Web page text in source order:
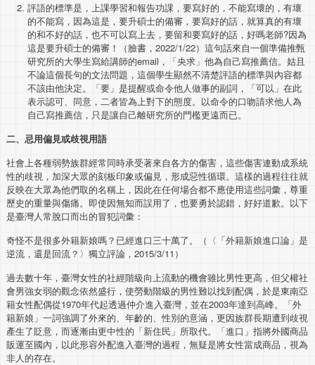
評語的標準是，上課學習和報告功課，要寫好的，不能寫壞的，有壞
的不能寫，因為這是，要升碩士的備審，要寫好的話，就算真的有壞
的和不好的話，也不可以寫上去，要留和要寫好的話，好嗎老師?因為
這是要升碩士的備審！（臉書，2022/1/22）這句話來自一個準備推甄
研究所的大學生寫給講師的email，「央求」他為自己寫推薦信。姑且
不論這個長句的文法問題，這個學生顯然不清楚評語的標準與內容都
不該由他決定。「要」是提醒或命令他人做事的副詞，「可以」在此
表示認可、同意，二者皆為上對下的態度。以命令的口吻請求他人為
自己寫推薦信，只是讓自己離研究所的門檻更遠而已。
二、忌用偏見或歧視用語
社會上各種弱勢族群經常同時承受著來自各方的傷害，這些傷害連動成系統
性的歧視，加深大眾的刻板印象或偏見，形成惡性循環。這樣的過程往往就
反映在大眾為他們取的名稱上，因此在任何場合都不應使用這些詞彙，尊重
歷史的重量與傷痛。即使因無知而誤用了，也要勇於認錯，好好道歉。以下
是臺灣人常脫口而出的冒犯詞彙：
奇怪不是很多外籍新娘嗎？已經進口三十萬了。（〈「外籍新娘進口論」是
逆流，還是回流？〉獨立評論，2015/3/11）
過去數十年，臺灣女性的社經階級向上流動的機會雖比男性更高，但父權社
會男強女弱的觀念依然盛行，使勞動階級的男性難以找到配偶，於是東南亞
籍女性配偶從1970年代起透過仲介進入臺灣，並在2003年達到高峰。「外
籍新娘」一詞強調了外來的、年齡的、性別的意涵，更因族群長期遭到歧視
產生了貶意，而逐漸由更中性的「新住民」所取代。「進口」指將外國商品
販運至國內，以此形容外配進入臺灣的過程，無疑是將女性當成商品，視為
非人的存在。